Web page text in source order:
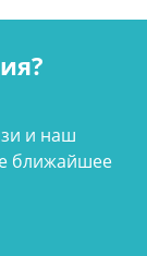
и наш
ближайшее